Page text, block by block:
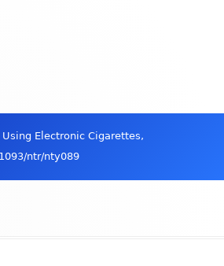
Electronic Cigarettes,
ntr/nty089